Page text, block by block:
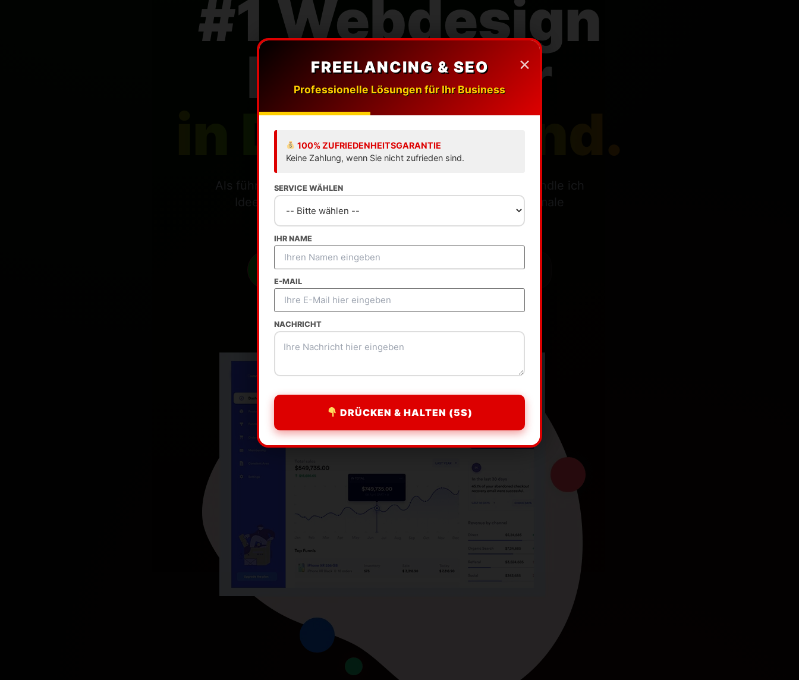
×
FREELANCING & SEO
Professionelle Lösungen für Ihr Business
100% ZUFRIEDENHEITSGARANTIE
Keine Zahlung, wenn Sie nicht zufrieden sind.
SERVICE WÄHLEN
IHR NAME
E-MAIL
NACHRICHT
DRÜCKEN & HALTEN (5S)
#1 Webdesign
Freelancer
in Deutschland.
Als führenderWebdesign Freelancer
verwandle ich
Ideen in hochkonvertierende digitale Erlebnisse. Maximale
Sichtbarkeit, 2026 Ready.
Unverbindliche Beratung Portfolio ansehen